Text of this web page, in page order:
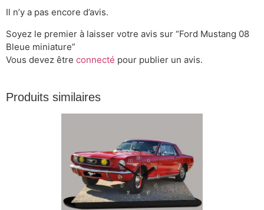
Il n’y a pas encore d’avis.
Soyez le premier à laisser votre avis sur “Ford Mustang 08
Bleue miniature”
Vous devez être connecté pour publier un avis.
Produits similaires